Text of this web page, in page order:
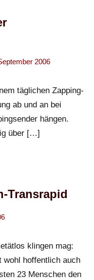
2006
täglichen Zapping-
ab und an bei
hängen.
über […]
Transrapid
klingen mag:
wohl hoffentlich auch
23 Menschen den